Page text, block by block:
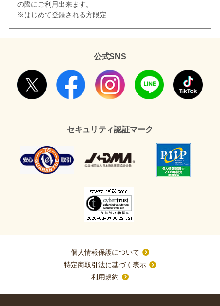
の際にご利用出来ます。
※はじめて登録される方限定
公式SNS
セキュリティ認証マーク
個人情報保護について
特定商取引法に基づく表示
利用規約